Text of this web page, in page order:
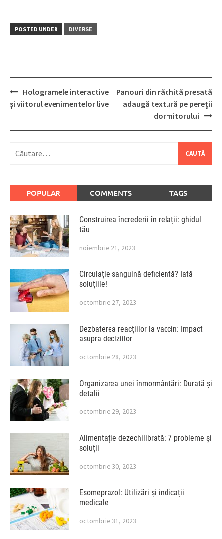
POSTED UNDER DIVERSE
Post
navigation
Hologramele interactive
și viitorul evenimentelor live
Panouri din răchită presată
adaugă textură pe pereții
dormitorului
după:
POPULAR COMMENTS TAGS
Construirea încrederii în relații: ghidul
tău
noiembrie 21, 2023
Circulație sanguină deficientă? Iată
soluțiile!
octombrie 27, 2023
Dezbaterea reacțiilor la vaccin: Impact
asupra deciziilor
octombrie 28, 2023
Organizarea unei înmormântări: Durată și
detalii
octombrie 29, 2023
Alimentație dezechilibrată: 7 probleme și
soluții
octombrie 30, 2023
Esomeprazol: Utilizări și indicații
medicale
octombrie 31, 2023